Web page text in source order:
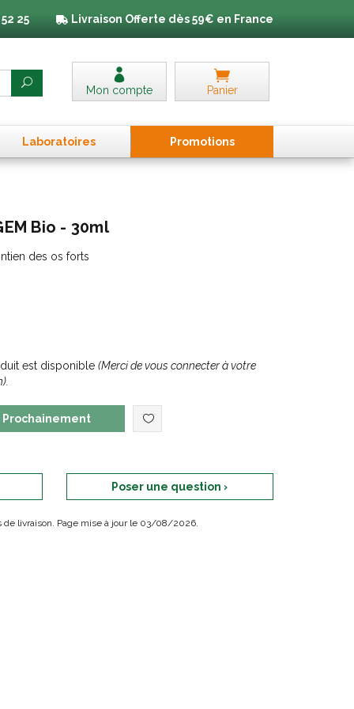
25 Livraison Offerte dès 59€ en France
Mon compte Panier
Laboratoires Promotions
Bio - 30ml
des os forts
est disponible (Merci de vous connecter à votre
Prochainement
Poser une question ›
de livraison. Page mise à jour le 03/08/2026.